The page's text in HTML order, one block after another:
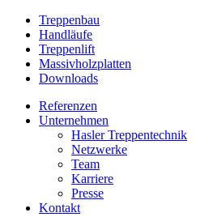
Treppenbau
Handläufe
Treppenlift
Massivholzplatten
Downloads
Referenzen
Unternehmen
Hasler Treppentechnik
Netzwerke
Team
Karriere
Presse
Kontakt